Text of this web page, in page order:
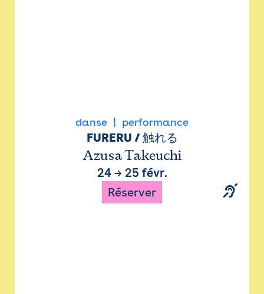
danse performance
FURERU / 触れる
Azusa Takeuchi
24→ 25 févr.
Réserver